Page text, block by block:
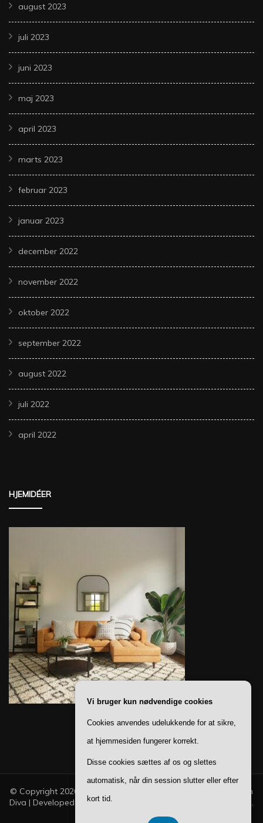
august 2023
juli 2023
juni 2023
maj 2023
april 2023
marts 2023
februar 2023
januar 2023
december 2022
november 2022
oktober 2022
september 2022
august 2022
juli 2022
april 2022
HJEMIDÉER
© Copyright 2026
Fashion
Diva | Developed ByBlossom Themes
.
Vi bruger kun nødvendige cookies
Cookies anvendes udelukkende for at sikre,
at hjemmesiden fungerer korrekt.
Disse cookies sættes af os og slettes
automatisk, når din session slutter eller efter
kort tid.